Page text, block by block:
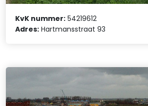
KvK nummer: 54219612
Adres: Hartmansstraat 93